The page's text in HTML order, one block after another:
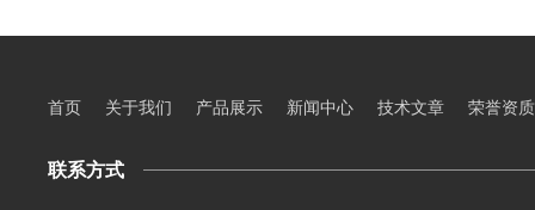
首页 关于我们 产品展示 新闻中心 技术文章 荣誉资质
联系方式